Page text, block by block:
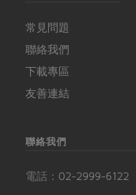
常見問題
聯絡我們
下載專區
友善連結
聯絡我們
電話： 02-2999-6122